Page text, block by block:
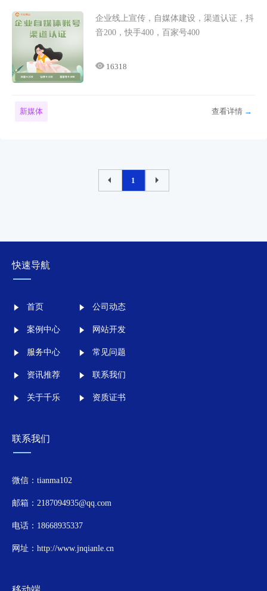
企业线上宣传，自媒体建设，渠道认证，抖
音200，快手400，百家号400
16318
新媒体 查看详情 →
1
快速导航
首页
案例中心
服务中心
资讯推荐
关于千乐
公司动态
网站开发
常见问题
联系我们
资质证书
联系我们
微信：tianma102
邮箱：2187094935@qq.com
电话：18668935337
网址：http://www.jnqianle.cn